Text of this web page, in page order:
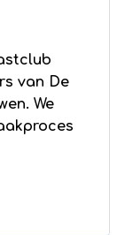
van De
We